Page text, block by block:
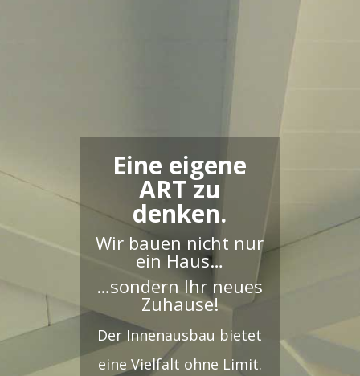
Eine eigene
ART zu
denken.
Wir bauen nicht nur
ein Haus…
…sondern Ihr neues
Zuhause!
Der Innenausbau bietet
eine Vielfalt ohne Limit.